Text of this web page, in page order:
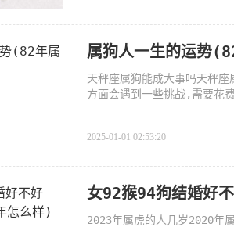
属狗人一生的运势
天秤座属狗能成大事吗天秤
方面会遇到一些挑战,需要花
2025-01-01 02:53:20
女92猴94狗结婚好
2023年属虎的人几岁2020年